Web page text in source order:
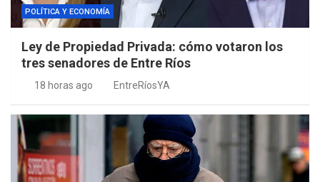
POLÍTICA Y ECONOMÍA
Ley de Propiedad Privada: cómo votaron los
tres senadores de Entre Ríos
18 horas ago EntreRíosYA